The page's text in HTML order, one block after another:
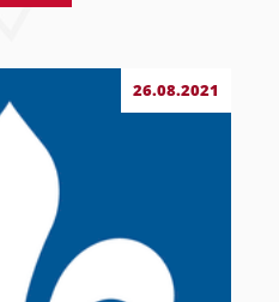
26.08.2021